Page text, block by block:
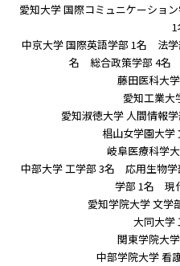
愛知大学 国際コミュニケーシ
1
中京大学 国際英語学部 1名 法
名 総合政策学部 4名
藤田医科大
愛知工業大
愛知淑徳大学 人間情報
椙山女学園大学
岐阜医療科学
中部大学 工学部 3名 応用生物
学部 1名 現
愛知学院大学 文
大同大学
関東学院大
中部学院大学 看